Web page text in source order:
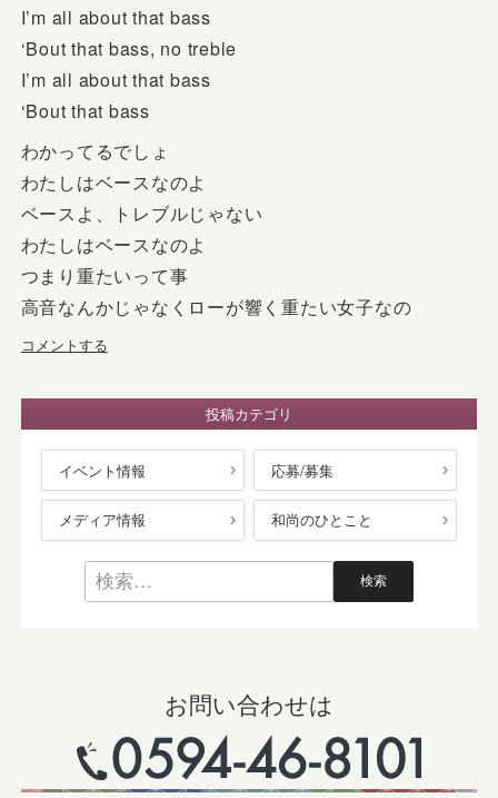
I’m all about that bass
‘Bout that bass, no treble
I’m all about that bass
‘Bout that bass
わかってるでしょ
わたしはベースなのよ
ベースよ、トレブルじゃない
わたしはベースなのよ
つまり重たいって事
高音なんかじゃなくローが響く重たい女子なの
コメントする
投稿カテゴリ
イベント情報 応募/募集
メディア情報 和尚のひとこと
お問い合わせは